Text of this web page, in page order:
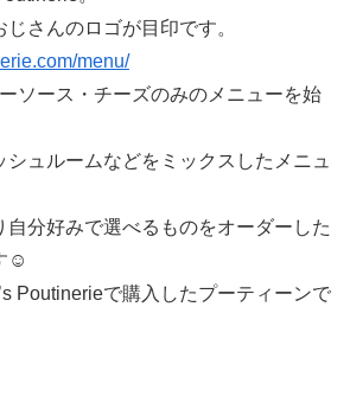
さんのロゴが目印です。
menu/
ソース・チーズのみのメニューを始
ュルームなどをミックスしたメニュ
自分好みで選べるものをオーダーした
☺
Poutinerieで購入したプーティーンで